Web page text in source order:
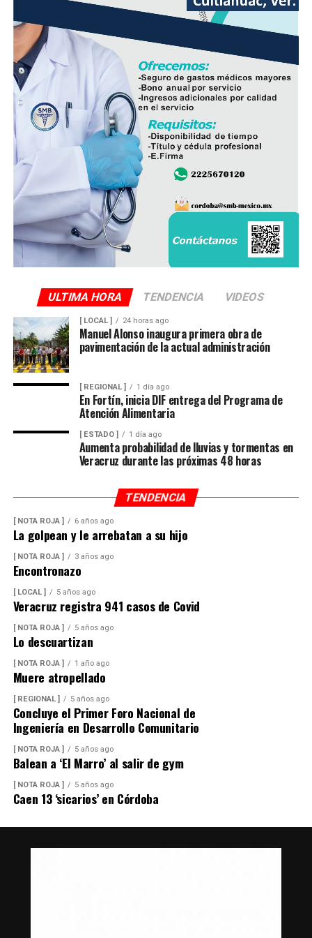
deterioradas, lo que también disminuirá la necesidad de
reparaciones de emergencia en el futuro.
En el evento participaron integrantes del Cabildo,
personal de la Dirección de Obras Públicas,
Hidrosistema de Córdoba, áreas de Bienestar Social y
Participación Ciudadana, así como vecinos que integran
el Comité de Obra.
La administración municipal informó que este tipo de
proyectos forma parte del programa de mejoramiento
de infraestructura básica que se ejecuta durante el
presente ejercicio, con el objetivo de renovar redes de
servicios que han rebasado su vida útil y atender una de
las principales demandas de la población.
ULTIMA HORA TENDENCIA VIDEOS
[ LOCAL ] 24 horas ago
Manuel Alonso inaugura primera obra de
pavimentación de la actual administración
[ REGIONAL ] 1 día ago
En Fortín, inicia DIF entrega del Programa de
Atención Alimentaria
[ ESTADO ] 1 día ago
Aumenta probabilidad de lluvias y tormentas en
Veracruz durante las próximas 48 horas
TENDENCIA
[ NOTA ROJA ] 6 años ago
La golpean y le arrebatan a su hijo
[ NOTA ROJA ] 3 años ago
Encontronazo
[ LOCAL ] 5 años ago
Veracruz registra 941 casos de Covid
[ NOTA ROJA ] 5 años ago
Lo descuartizan
[ NOTA ROJA ] 1 año ago
Muere atropellado
[ REGIONAL ] 5 años ago
Concluye el Primer Foro Nacional de
Ingeniería en Desarrollo Comunitario
[ NOTA ROJA ] 5 años ago
Balean a ‘El Marro’ al salir de gym
[ NOTA ROJA ] 5 años ago
Caen 13 ‘sicarios’ en Córdoba